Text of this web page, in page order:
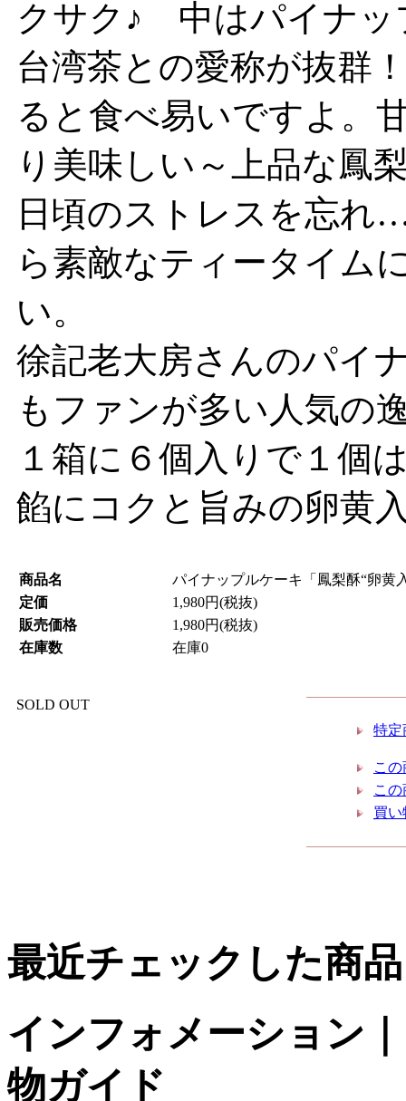
クサク♪ 中はパイナッ
台湾茶との愛称が抜群
ると食べ易いですよ。
り美味しい～上品な鳳
日頃のストレスを忘れ
ら素敵なティータイム
い。
徐記老大房さんのパイ
もファンが多い人気の
１箱に６個入りで１
餡にコクと旨みの卵黄
商品名
パイナップルケーキ「鳳梨酥“卵黄
定価
1,980円(税抜)
販売価格
1,980円(税抜)
在庫数
在庫0
SOLD OUT
特定
こ
こ
買い
最近チェックした商品
インフォメーション
物ガイド